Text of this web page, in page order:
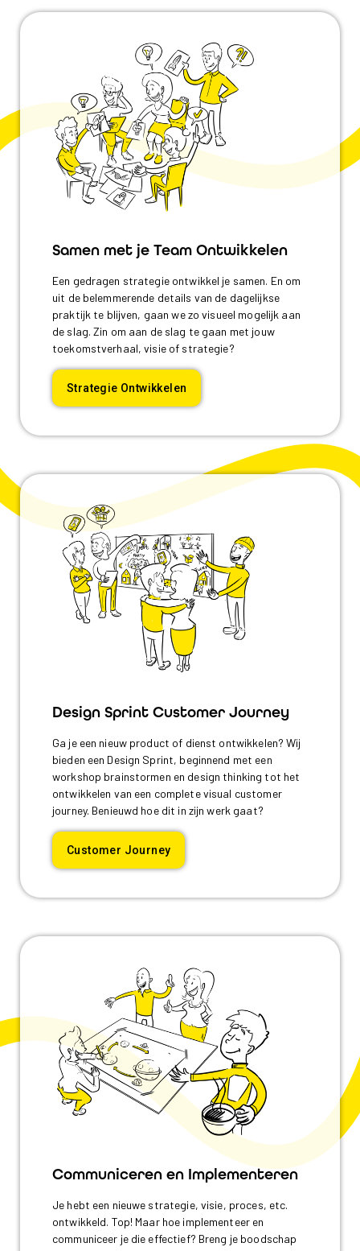
Samen met je Team Ontwikkelen
Een gedragen strategie ontwikkel je samen. En om
uit de belemmerende details van de dagelijkse
praktijk te blijven, gaan we zo visueel mogelijk aan
de slag. Zin om aan de slag te gaan met jouw
toekomstverhaal, visie of strategie?
Strategie Ontwikkelen
Design Sprint Customer Journey
Ga je een nieuw product of dienst ontwikkelen? Wij
bieden een Design Sprint, beginnend met een
workshop brainstormen en design thinking tot het
ontwikkelen van een complete visual customer
journey. Benieuwd hoe dit in zijn werk gaat?
Customer Journey
Communiceren en Implementeren
Je hebt een nieuwe strategie, visie, proces, etc.
ontwikkeld. Top! Maar hoe implementeer en
communiceer je die effectief? Breng je boodschap